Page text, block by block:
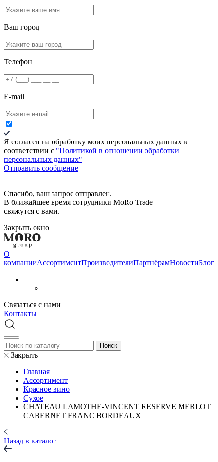
Ваш город
Телефон
E-mail
Я согласен на обработку моих персональных данных в
соответствии c "Политикой в отношении обработки
персональных данных"
Отправить сообщение
Спасибо, ваш запрос отправлен.
В ближайшее время сотрудники MoRo Trade
свяжутся с вами.
Закрыть окно
О
компанииAссортиментПроизводителиПартнёрамНовостиБлог
Связаться с нами
Контакты
Закрыть
Главная
Aссортимент
Красное вино
Сухое
CHATEAU LAMOTHE-VINCENT RESERVE MERLOT
CABERNET FRANC BORDEAUX
Назад в каталог